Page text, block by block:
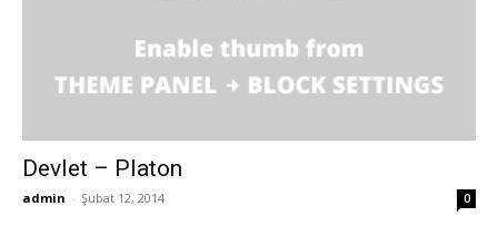
Devlet – Platon
admin - Şubat 12, 2014 0